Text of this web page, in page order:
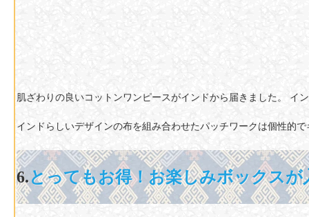
肌ざわりの良いコットンワンピースがインドから届きました。 イ
インドらしいデザインの布を組み合わせたパッチワークは個性的
6.とってもお得！お楽しみボックスが